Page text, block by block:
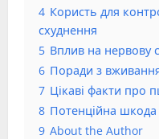
4 Користь для
схуднення
5 Вплив на нервову
6 Поради з
7 Цікаві факти про
8 Потенційна
9 About the Author